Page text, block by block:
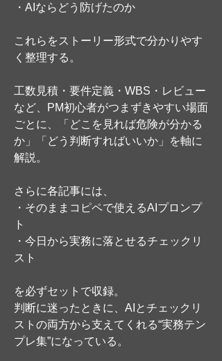
・AIならどう防げたのか
これらをストーリー形式で分かりやす
く整理する。
工数見積・要件定義・WBS・レビュー
など、PM初心者がつまずきやすい場面
ごとに、「どこを見れば危険が分かる
か」「どう判断すればいいか」を軸に
解説。
さらに各記事には、
・そのままコピペで使えるAIプロンプ
ト
・今日から実務に落とせるチェックリ
スト
を必ずセットで収録。
判断に迷ったときに、AIとチェックリ
ストの両方から支えてくれる“実務テン
プレ集”になっている。